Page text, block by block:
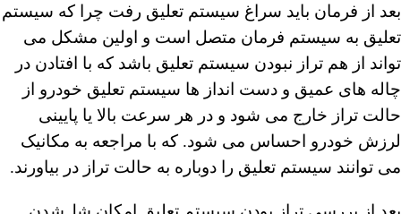
بعد از فرمان باید سراغ سیستم تعلیق رفت چرا که سیستم
تعلیق به سیستم فرمان متصل است و اولین مشکل می
تواند از هم تراز نبودن سیستم تعلیق باشد که با افتادن در
چاله های عمیق و دست انداز ها سیستم تعلیق خودرو از
حالت تراز خارج می شود و در هر سرعت بالا یا پایینی
لرزش خودرو احساس می شود. که با مراجعه به مکانیک
می توانند سیستم تعلیق را دوباره به حالت تراز در بیاورند.